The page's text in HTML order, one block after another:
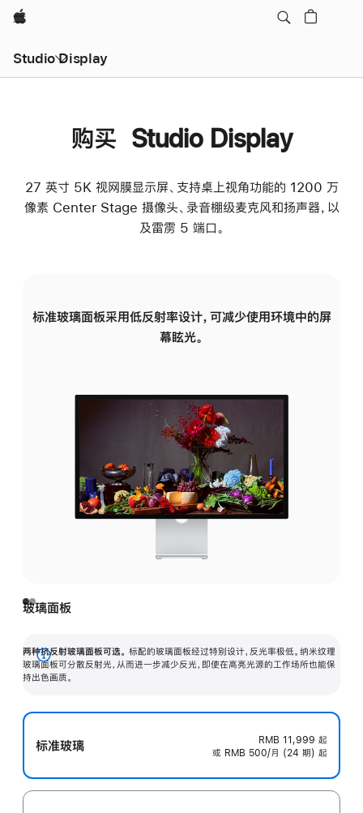
Apple
Studio Display
购买 Studio Display
27 英寸 5K 视网膜显示屏、支持桌上视角功能的 1200 万
像素 Center Stage 摄像头、录音棚级麦克风和扬声器，以
及雷雳 5 端口。
标准玻璃面板采用低反射率设计，可减少使用环境中的屏
幕眩光。
玻璃面板
两种抗反射玻璃面板可选。 标配的玻璃面板经过特别设计，反光率极低。纳米纹理
玻璃面板可分散反射光，从而进一步减少反光，即使在高亮光源的工作场所也能保
持出色画质。
展
开
标准玻璃 RMB 11,999 起
或 RMB 500/月 (24 期) 起